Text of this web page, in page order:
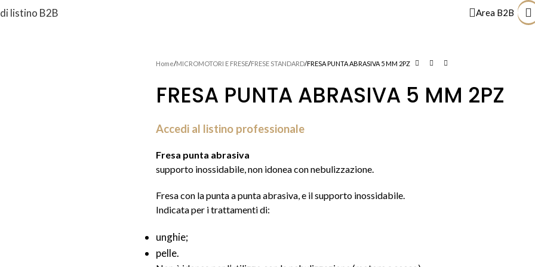
listino B2B Area B2B
Home MICROMOTORI E FRESE FRESE STANDARD FRESA PUNTA ABRASIVA 5 MM 2PZ
FRESA PUNTA ABRASIVA 5 MM 2PZ
Accedi al listino professionale
Fresa punta abrasiva
supporto inossidabile, non idonea con nebulizzazione.
Fresa con la punta a punta abrasiva, e il supporto inossidabile.
Indicata per i trattamenti di:
unghie;
pelle.